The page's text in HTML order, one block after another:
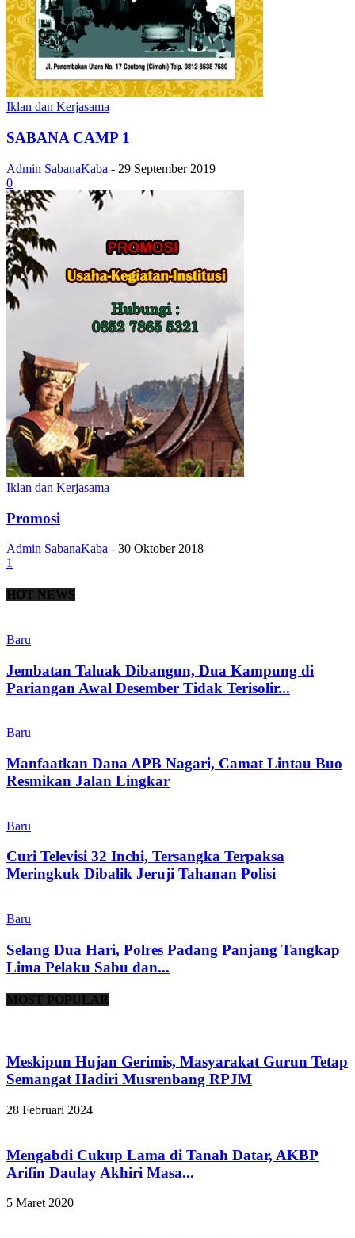
Iklan dan Kerjasama
SABANA CAMP 1
Admin SabanaKaba - 29 September 2019
0
Iklan dan Kerjasama
Promosi
Admin SabanaKaba - 30 Oktober 2018
1
HOT NEWS
Baru
Jembatan Taluak Dibangun, Dua Kampung di
Pariangan Awal Desember Tidak Terisolir...
Baru
Manfaatkan Dana APB Nagari, Camat Lintau Buo
Resmikan Jalan Lingkar
Baru
Curi Televisi 32 Inchi, Tersangka Terpaksa
Meringkuk Dibalik Jeruji Tahanan Polisi
Baru
Selang Dua Hari, Polres Padang Panjang Tangkap
Lima Pelaku Sabu dan...
MOST POPULAR
Meskipun Hujan Gerimis, Masyarakat Gurun Tetap
Semangat Hadiri Musrenbang RPJM
28 Februari 2024
Mengabdi Cukup Lama di Tanah Datar, AKBP
Arifin Daulay Akhiri Masa...
5 Maret 2020